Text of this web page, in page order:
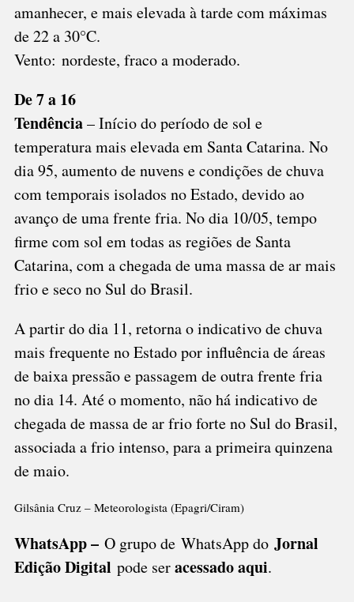
amanhecer, e mais elevada à tarde com máximas
de 22 a 30°C.
Vento: nordeste, fraco a moderado.
De 7 a 16
Tendência– Início do período de sol e
temperatura mais elevada em Santa Catarina. No
dia 95, aumento de nuvens e condições de chuva
com temporais isolados no Estado, devido ao
avanço de uma frente fria. No dia 10/05, tempo
firme com sol em todas as regiões de Santa
Catarina, com a chegada de uma massa de ar mais
frio e seco no Sul do Brasil.
A partir do dia 11, retorna o indicativo de chuva
mais frequente no Estado por influência de áreas
de baixa pressão e passagem de outra frente fria
no dia 14. Até o momento, não há indicativo de
chegada de massa de ar frio forte no Sul do Brasil,
associada a frio intenso, para a primeira quinzena
de maio.
Gilsânia Cruz – Meteorologista (Epagri/Ciram)
WhatsApp – O grupo de WhatsApp doJornal
Edição Digital pode seracessado aqui.